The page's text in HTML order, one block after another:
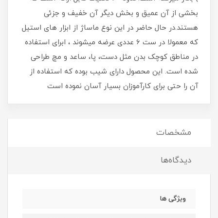
بخشی از آن عمیق و بخش دیگر آن خفیف و جزئی
هستند.در حال حاضر در این نوع ماساژ از ابزار های استیل
که معمولا در ست 6 عددی عرضه میشوند ، ابرای استفاده
در مناطق کوچک بدن مثل دست، پا، ساعد و مچ طراحی
شده است. این محصول دارای شیب بوده که استفاده از
آن را حتی برای کارآموزان بسیار آسان نموده است
مشخصات
دیدگاه‌ها
ویژگی ها